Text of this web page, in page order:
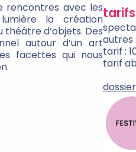
rencontres avec les
la création
d’objets. Des
autour d’un art
facettes qui nous
tarifs
autres
tarif :
tarif